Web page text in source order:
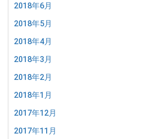
2018年6月
2018年5月
2018年4月
2018年3月
2018年2月
2018年1月
2017年12月
2017年11月